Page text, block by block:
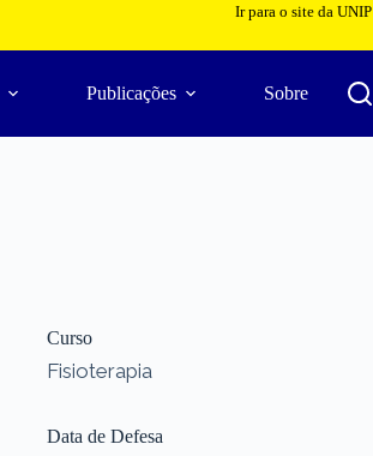
Ir para o site da UNIP
Publicações Sobre
Curso
Fisioterapia
Data de Defesa